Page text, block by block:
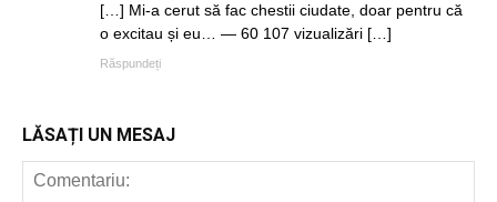
[…] Mi-a cerut să fac chestii ciudate, doar pentru că
o excitau și eu… — 60 107 vizualizări […]
Răspundeți
LĂSAȚI UN MESAJ